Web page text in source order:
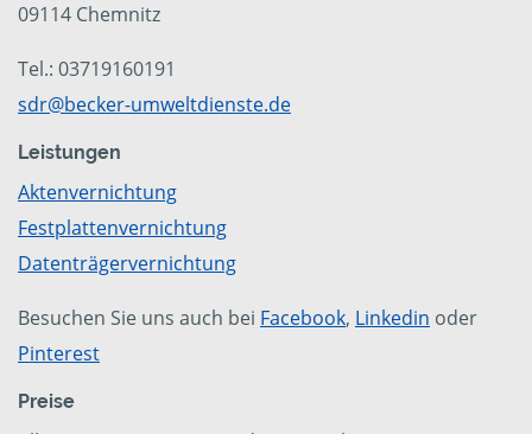
09114 Chemnitz
Tel.: 03719160191
sdr@becker-umweltdienste.de
Leistungen
Aktenvernichtung
Festplattenvernichtung
Datenträgervernichtung
Besuchen Sie uns auch bei Facebook, Linkedin oder
Pinterest
Preise